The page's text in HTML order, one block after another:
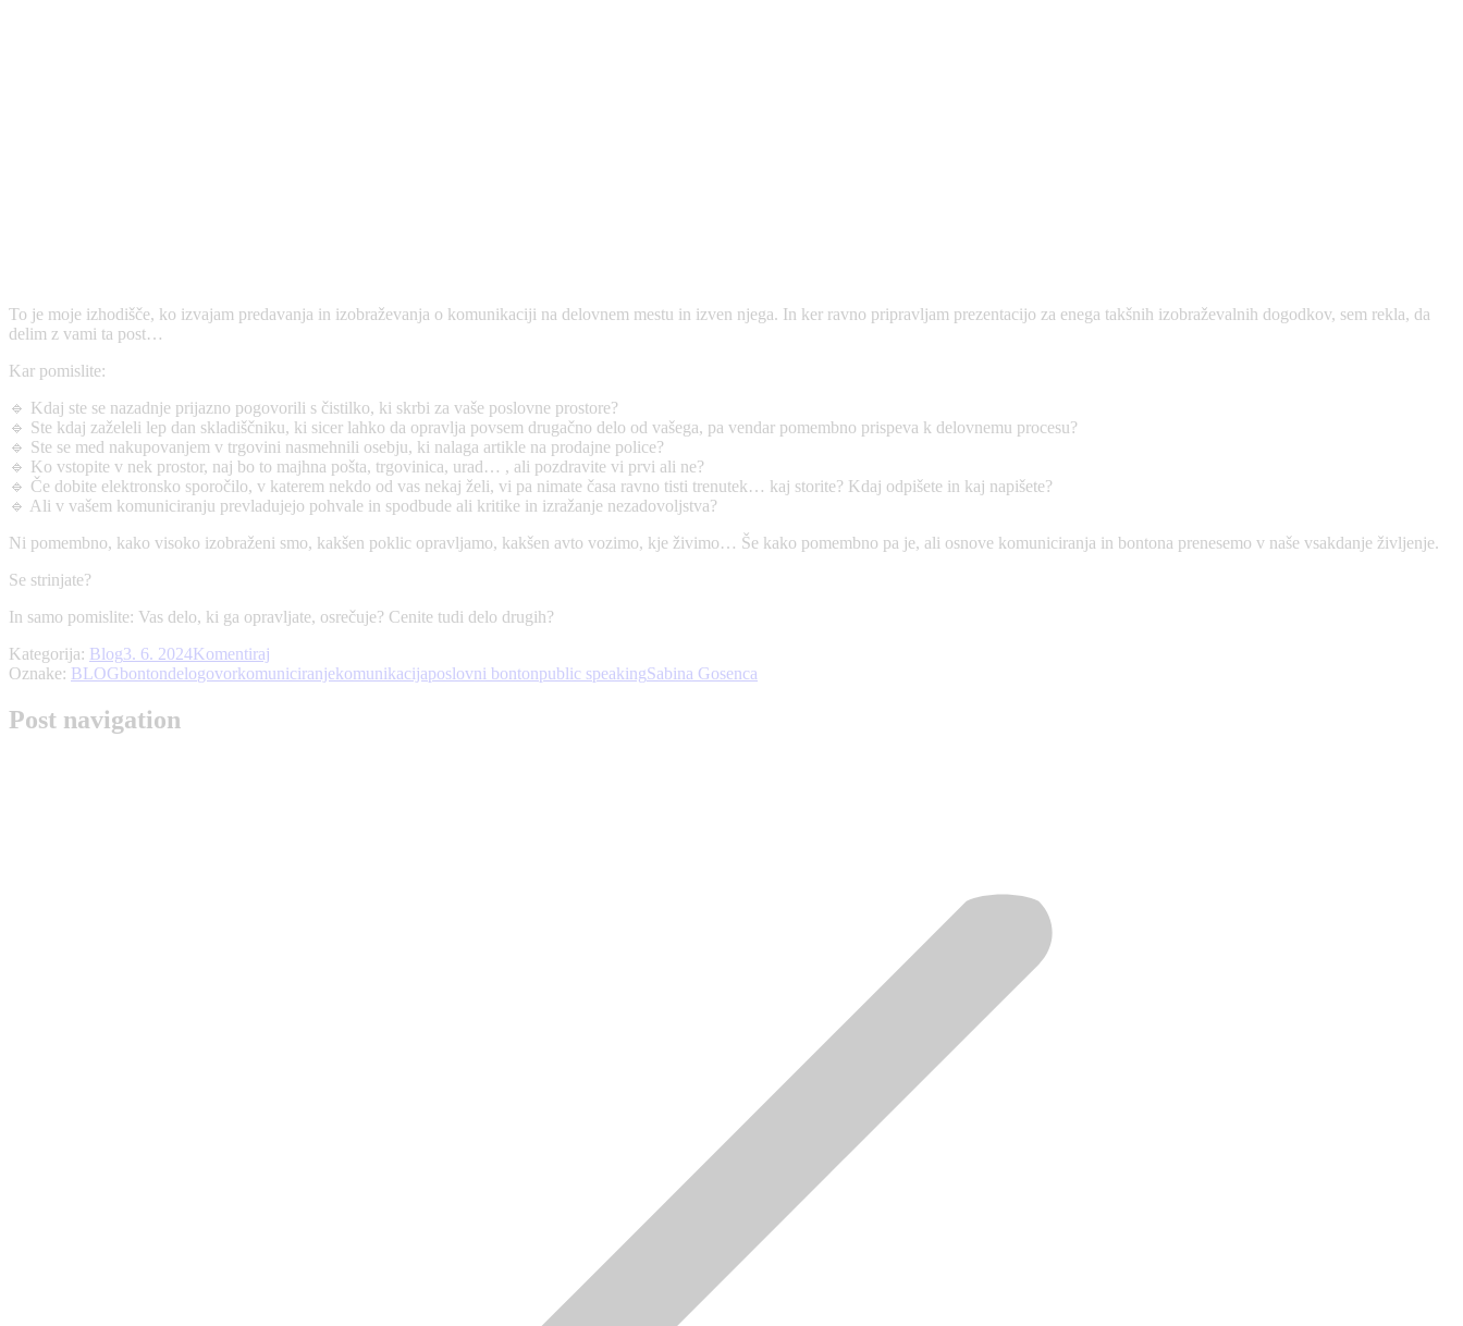
To je moje izhodišče, ko izvajam predavanja in izobraževanja o komunikaciji na delovnem mestu in izven njega. In ker ravno pripravljam prezentacijo za enega takšnih izobraževalnih dogodkov, sem rekla, da
delim z vami ta post…
Kar pomislite:
🔹 Kdaj ste se nazadnje prijazno pogovorili s čistilko, ki skrbi za vaše poslovne prostore?
🔹 Ste kdaj zaželeli lep dan skladiščniku, ki sicer lahko da opravlja povsem drugačno delo od vašega, pa vendar pomembno prispeva k delovnemu procesu?
🔹 Ste se med nakupovanjem v trgovini nasmehnili osebju, ki nalaga artikle na prodajne police?
🔹 Ko vstopite v nek prostor, naj bo to majhna pošta, trgovinica, urad… , ali pozdravite vi prvi ali ne?
🔹 Če dobite elektronsko sporočilo, v katerem nekdo od vas nekaj želi, vi pa nimate časa ravno tisti trenutek… kaj storite? Kdaj odpišete in kaj napišete?
🔹 Ali v vašem komuniciranju prevladujejo pohvale in spodbude ali kritike in izražanje nezadovoljstva?
Ni pomembno, kako visoko izobraženi smo, kakšen poklic opravljamo, kakšen avto vozimo, kje živimo… Še kako pomembno pa je, ali osnove komuniciranja in bontona prenesemo v naše vsakdanje življenje.
Se strinjate?
In samo pomislite: Vas delo, ki ga opravljate, osrečuje? Cenite tudi delo drugih?
Kategorija: Blog3. 6. 2024Komentiraj
Oznake: BLOGbontondelogovorkomuniciranjekomunikacijaposlovni bontonpublic speakingSabina Gosenca
Post navigation